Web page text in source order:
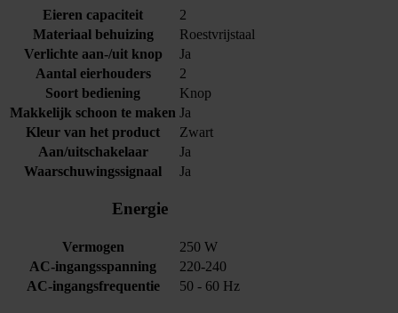
Eieren capaciteit
2
Materiaal behuizing
Roestvrijstaal
Verlichte aan-/uit knop
Ja
Aantal eierhouders
2
Soort bediening
Knop
Makkelijk schoon te maken Ja
Kleur van het product
Zwart
Aan/uitschakelaar
Ja
Waarschuwingssignaal
Ja
Energie
Vermogen
250 W
AC-ingangsspanning
220-240
AC-ingangsfrequentie
50 - 60 Hz